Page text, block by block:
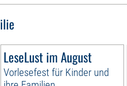
LeseLust im August
Vorlesefest für Kinder und